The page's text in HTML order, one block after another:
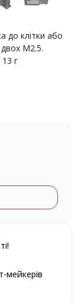
до клітки або
M2.5.
г
мейкерів